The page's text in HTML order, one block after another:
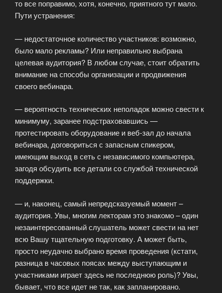
то все поправимо, хотя, конечно, приятного тут мало.
Пути устранения:
— недостаточное количество участников: возможно,
было мало рекламы? Или неправильно выбрана
целевая аудитория? В любом случае, стоит обратить
внимание на способы организации и продвижения
своего вебинара.
— вероятность технических неполадок можно свести к
минимуму, заранее подстраховавшись —
протестировать оборудование и веб-зал до начала
вебинара, договориться с запасным спикером,
имеющим выход в сеть с независимого компьютера,
загодя обсудить все детали со службой технической
поддержки.
— и, наконец, самый непредсказуемый момент –
аудитория. Увы, многим лекторам это знакомо – один
незаинтересованный слушатель может свести на нет
всю Вашу тщательную подготовку. А может быть,
просто неудачно выбрано время проведения (кстати,
разница в часовых поясах между выступающим и
участниками играет здесь не последнюю роль)? Увы,
бывает, что все идет не так, как запланировано.